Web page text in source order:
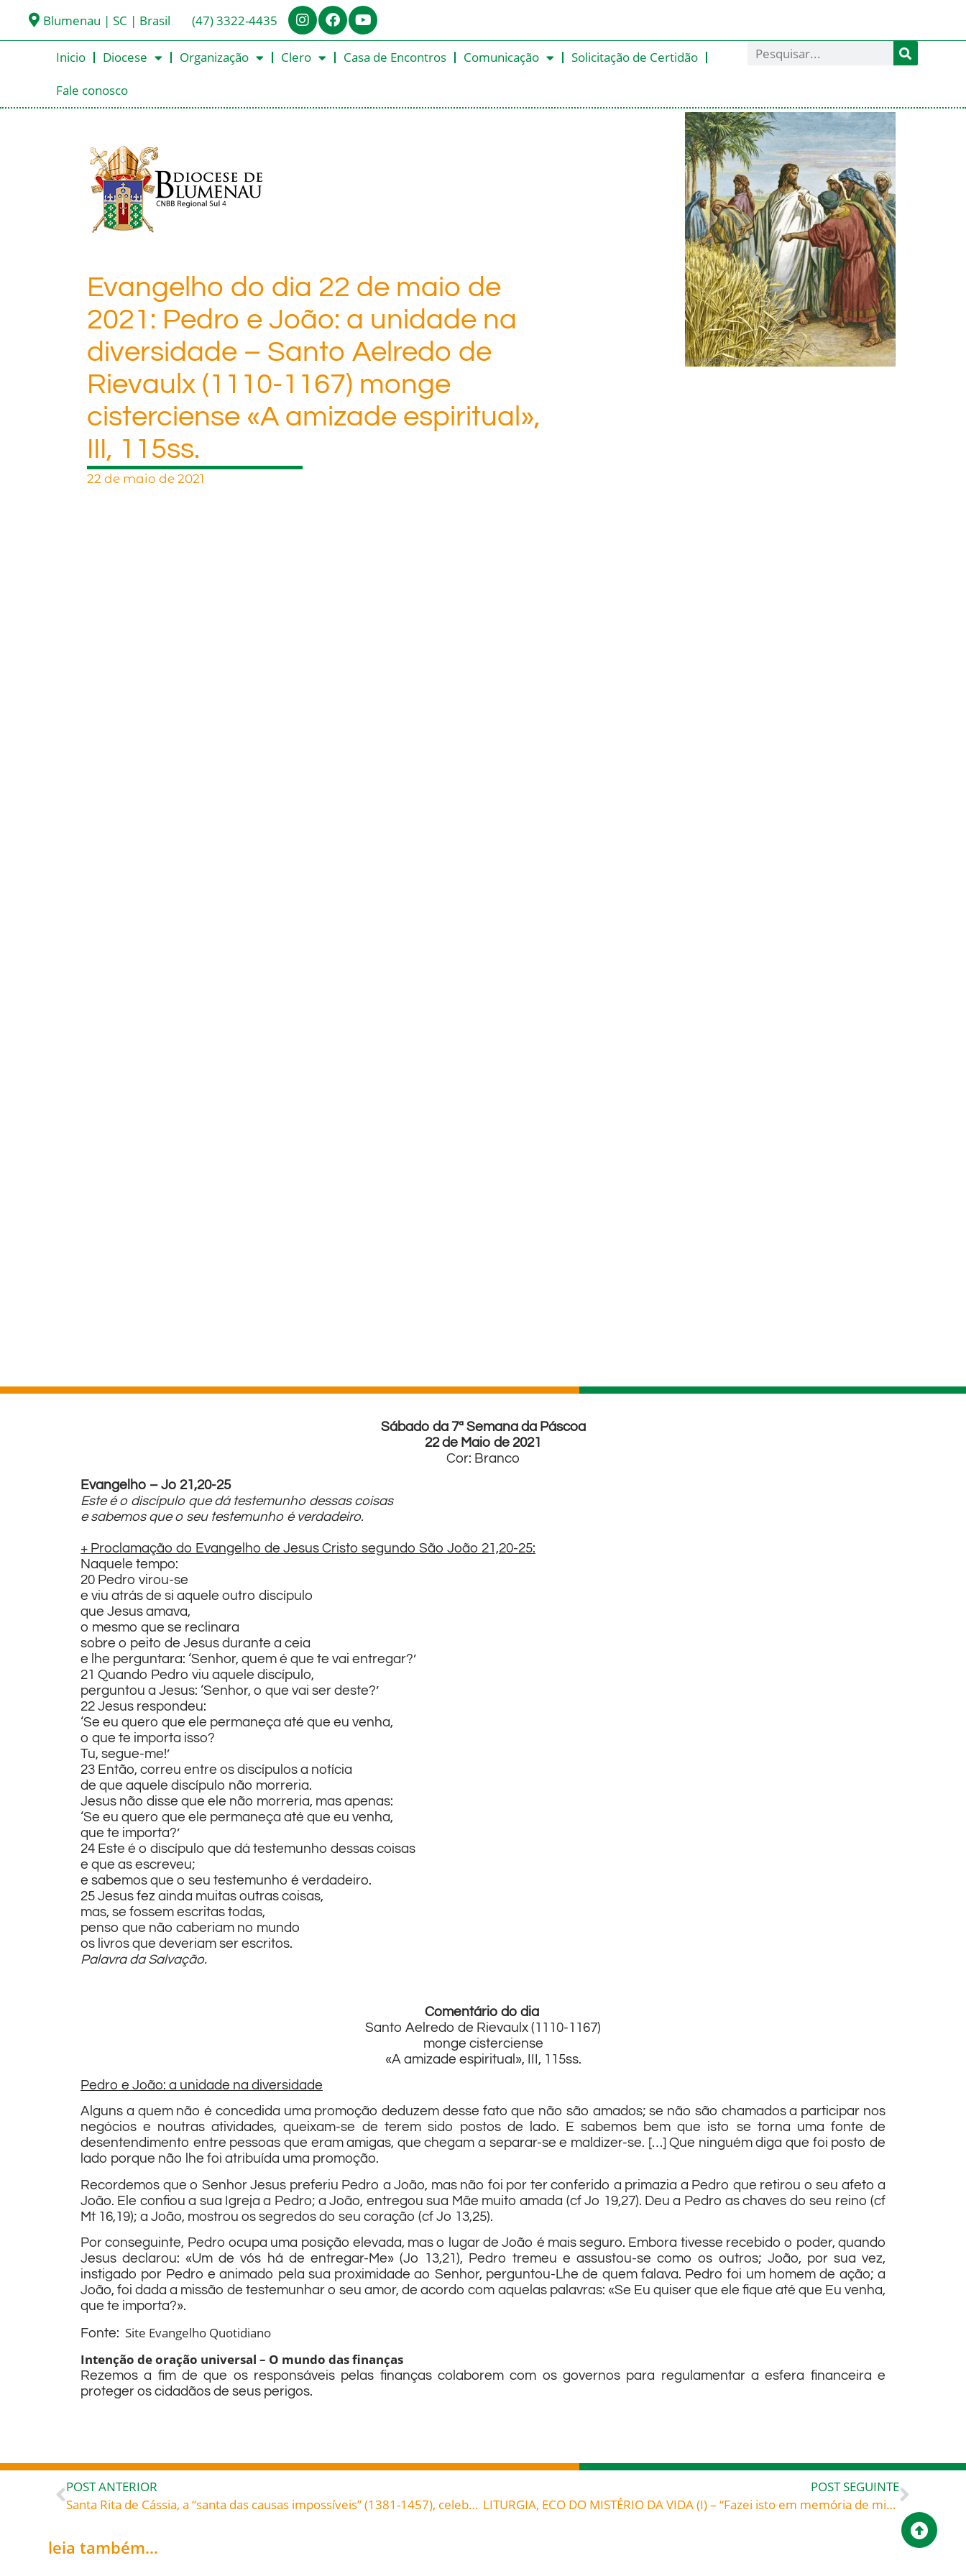
Blumenau | SC | Brasil (47) 3322-4435
Inicio Diocese Organização Clero Casa de Encontros Comunicação
Solicitação de Certidão
Fale conosco
Evangelho do dia 22 de maio de
2021: Pedro e João: a unidade na
diversidade – Santo Aelredo de
Rievaulx (1110-1167) monge
cisterciense «A amizade espiritual»,
III, 115ss.
22 de maio de 2021
Sábado da 7ª Semana da Páscoa
22 de Maio de 2021
Cor: Branco
Evangelho – Jo 21,20-25
Este é o discípulo que dá testemunho dessas coisas
e sabemos que o seu testemunho é verdadeiro.
+ Proclamação do Evangelho de Jesus Cristo segundo São João 21,20-25:
Naquele tempo:
20 Pedro virou-se
e viu atrás de si aquele outro discípulo
que Jesus amava,
o mesmo que se reclinara
sobre o peito de Jesus durante a ceia
e lhe perguntara: ‘Senhor, quem é que te vai entregar?’
21 Quando Pedro viu aquele discípulo,
perguntou a Jesus: ‘Senhor, o que vai ser deste?’
22 Jesus respondeu:
‘Se eu quero que ele permaneça até que eu venha,
o que te importa isso?
Tu, segue-me!’
23 Então, correu entre os discípulos a notícia
de que aquele discípulo não morreria.
Jesus não disse que ele não morreria, mas apenas:
‘Se eu quero que ele permaneça até que eu venha,
que te importa?’
24 Este é o discípulo que dá testemunho dessas coisas
e que as escreveu;
e sabemos que o seu testemunho é verdadeiro.
25 Jesus fez ainda muitas outras coisas,
mas, se fossem escritas todas,
penso que não caberiam no mundo
os livros que deveriam ser escritos.
Palavra da Salvação.
Comentário do dia
Santo Aelredo de Rievaulx (1110-1167)
monge cisterciense
«A amizade espiritual», III, 115ss.
Pedro e João: a unidade na diversidade
Alguns a quem não é concedida uma promoção deduzem desse fato que não são amados; se não são chamados a participar nos
negócios e noutras atividades, queixam-se de terem sido postos de lado. E sabemos bem que isto se torna uma fonte de
desentendimento entre pessoas que eram amigas, que chegam a separar-se e maldizer-se. […] Que ninguém diga que foi posto de
lado porque não lhe foi atribuída uma promoção.
Recordemos que o Senhor Jesus preferiu Pedro a João, mas não foi por ter conferido a primazia a Pedro que retirou o seu afeto a
João. Ele confiou a sua Igreja a Pedro; a João, entregou sua Mãe muito amada (cf Jo 19,27). Deu a Pedro as chaves do seu reino (cf
Mt 16,19); a João, mostrou os segredos do seu coração (cf Jo 13,25).
Por conseguinte, Pedro ocupa uma posição elevada, mas o lugar de João é mais seguro. Embora tivesse recebido o poder, quando
Jesus declarou: «Um de vós há de entregar-Me» (Jo 13,21), Pedro tremeu e assustou-se como os outros; João, por sua vez,
instigado por Pedro e animado pela sua proximidade ao Senhor, perguntou-Lhe de quem falava. Pedro foi um homem de ação; a
João, foi dada a missão de testemunhar o seu amor, de acordo com aquelas palavras: «Se Eu quiser que ele fique até que Eu venha,
que te importa?».
Fonte: Site Evangelho Quotidiano
Intenção de oração universal – O mundo das finanças
Rezemos a fim de que os responsáveis pelas finanças colaborem com os governos para regulamentar a esfera financeira e
proteger os cidadãos de seus perigos.
POST ANTERIOR
Santa Rita de Cássia, a “santa das causas impossíveis” (1381-1457), celebrada hoje, 22, roga por todos nós!
POST SEGUINTE
LITURGIA, ECO DO MISTÉRIO DA VIDA (I) – “Fazei isto em memória de mim” (Lc 22,19)
leia também...